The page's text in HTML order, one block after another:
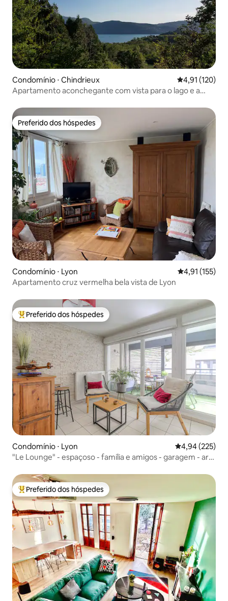
Condomínio ⋅ Chindrieux 4,91 de uma
4,91 (120)
Apartamento aconchegante com vista para o lago e a
Preferido dos hóspedes
Preferido dos hóspedes
Condomínio ⋅ Lyon 4,91 de uma
4,91 (155)
Apartamento cruz vermelha bela vista de Lyon
Entre os melhores preferidos dos hóspedes
Preferido dos hóspedes
Condomínio ⋅ Lyon 4,94 de uma
4,94 (225)
"Le Lounge" - espaçoso - família e amigos - garagem - ar-
Entre os melhores preferidos dos hóspedes
Preferido dos hóspedes